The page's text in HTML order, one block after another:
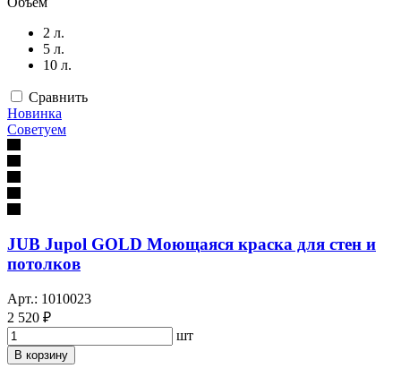
2 л.
5 л.
10 л.
Сравнить
Новинка
Советуем
JUB Jupol GOLD Моющаяся краска для стен и
потолков
Арт.: 1010023
2 520 ₽
шт
В корзину